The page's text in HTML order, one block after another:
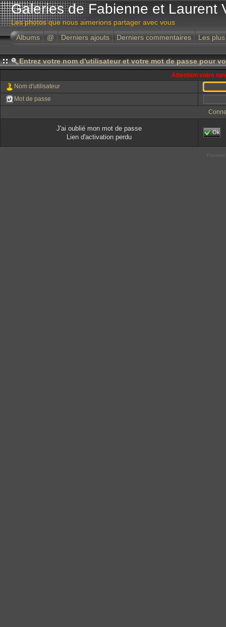
Galeries de Fabienne et Laurent
Les photos que nous aimerions partager avec vous
Albums
@ Derniers ajouts Derniers commentaires Les
Entrez votre nom d'utilisateur et votre mot de passe pour
Attention votre
Nom d'utilisateur
Mot de passe
J'ai oublié mon mot de passe
Lien d'activation perdu
Ok